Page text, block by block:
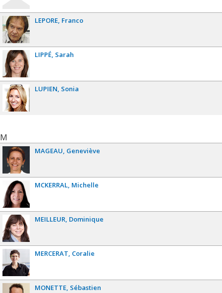
LEPORE Franco
LIPPÉ Sarah
LUPIEN Sonia
M
MAGEAU Geneviève
MCKERRAL Michelle
MEILLEUR Dominique
MERCERAT Coralie
MONETTE Sébastien